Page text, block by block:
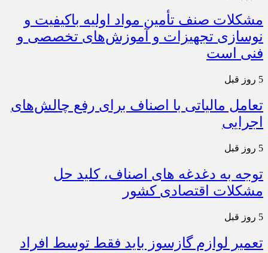
مشکلات صنف تأمین مواد اولیه باکیفیت و
نوسازی تجهیزات و آموزش‌های تخصصی و
فنی است
5 روز قبل
تعامل مالیاتی با اصناف برای رفع چالش‌های
اجرایی
5 روز قبل
توجه به دغدغه های اصناف، کلید حل
مشکلات اقتصادی کشور
5 روز قبل
تعمیر لوازم گازسوز باید فقط توسط افراد